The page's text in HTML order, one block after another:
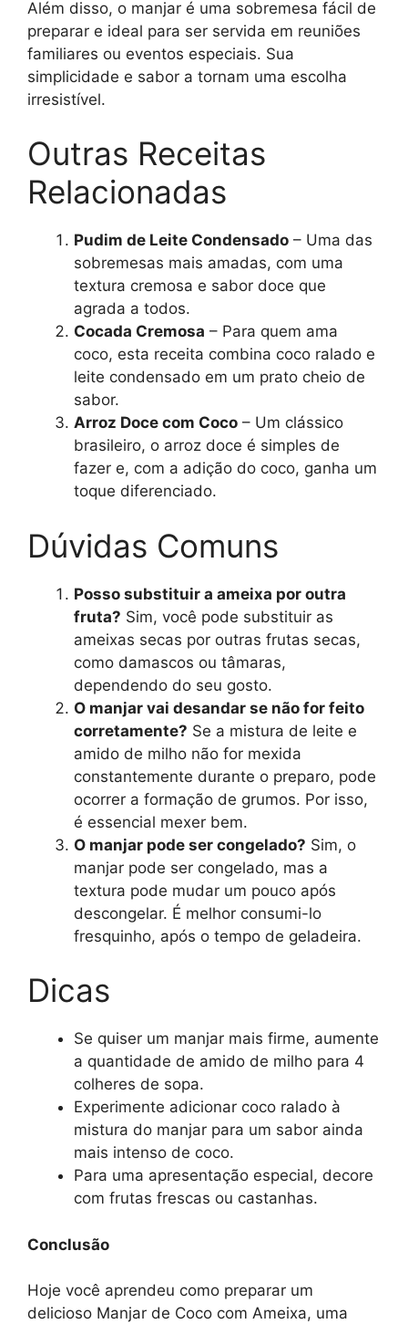
Além disso, o manjar é uma sobremesa fácil de
preparar e ideal para ser servida em reuniões
familiares ou eventos especiais. Sua
simplicidade e sabor a tornam uma escolha
irresistível.
Outras Receitas
Relacionadas
Pudim de Leite Condensado – Uma das
sobremesas mais amadas, com uma
textura cremosa e sabor doce que
agrada a todos.
Cocada Cremosa – Para quem ama
coco, esta receita combina coco ralado e
leite condensado em um prato cheio de
sabor.
Arroz Doce com Coco – Um clássico
brasileiro, o arroz doce é simples de
fazer e, com a adição do coco, ganha um
toque diferenciado.
Dúvidas Comuns
Posso substituir a ameixa por outra
fruta? Sim, você pode substituir as
ameixas secas por outras frutas secas,
como damascos ou tâmaras,
dependendo do seu gosto.
O manjar vai desandar se não for feito
corretamente? Se a mistura de leite e
amido de milho não for mexida
constantemente durante o preparo, pode
ocorrer a formação de grumos. Por isso,
é essencial mexer bem.
O manjar pode ser congelado? Sim, o
manjar pode ser congelado, mas a
textura pode mudar um pouco após
descongelar. É melhor consumi-lo
fresquinho, após o tempo de geladeira.
Dicas
Se quiser um manjar mais firme, aumente
a quantidade de amido de milho para 4
colheres de sopa.
Experimente adicionar coco ralado à
mistura do manjar para um sabor ainda
mais intenso de coco.
Para uma apresentação especial, decore
com frutas frescas ou castanhas.
Conclusão
Hoje você aprendeu como preparar um
delicioso Manjar de Coco com Ameixa, uma